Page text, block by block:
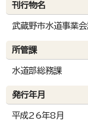
刊行物名
武蔵野市水道事業
所管課
水道部総務課
発行年月
平成26年8月